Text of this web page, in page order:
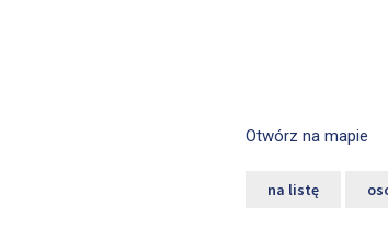
Otwórz na mapie
na listę